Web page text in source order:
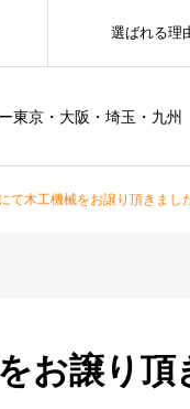
東京・大阪・埼玉・九州
選ばれる理
て木工機械をお譲り頂きまし
お譲り頂